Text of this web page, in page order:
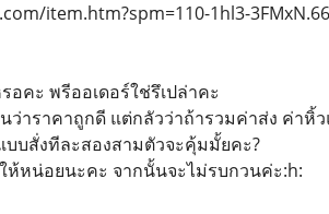
item.htm?spm=110-1hl3-
อคะ พรีออเดอร์ใช่รึเปล่าคะ
ว่าราคาถูกดี แต่กลัวว่าถ้ารวมค่าส่ง ค่าหิ้
บบสั่งทีละสองสามตัวจะคุ้มมั้ยคะ?
ห้หน่อยนะคะ จากนั้นจะไม่รบกวนค่ะ:h: